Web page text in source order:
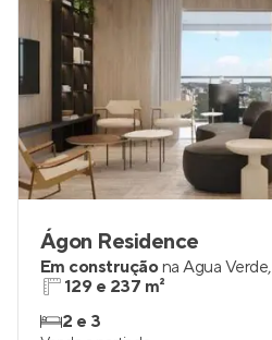
Ágon Residence
Em construçãona Água Verde,
129 e 237 m²
2 e 3